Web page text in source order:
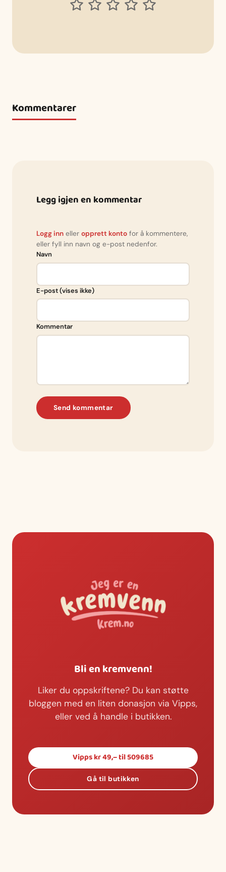
Kommentarer
Legg igjen en kommentar
Logg inn eller opprett konto for å kommentere,
eller fyll inn navn og e-post nedenfor.
Kommentar
Navn
E-post (vises ikke)
Send kommentar
Bli en kremvenn!
Liker du oppskriftene? Du kan støtte
bloggen med en liten donasjon via Vipps,
eller ved å handle i butikken.
Vipps kr 49,– til 509685
Gå til butikken